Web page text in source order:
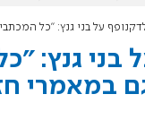
על בני גנץ: "כל המכתבים שלו מלווים גם במאמרי
בני גנץ:
במאמרי